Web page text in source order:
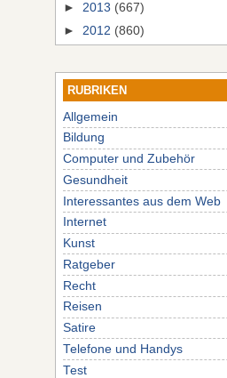
► 2013 (667)
► 2012 (860)
RUBRIKEN
Allgemein
Bildung
Computer und Zubehör
Gesundheit
Interessantes aus dem Web
Internet
Kunst
Ratgeber
Recht
Reisen
Satire
Telefone und Handys
Test